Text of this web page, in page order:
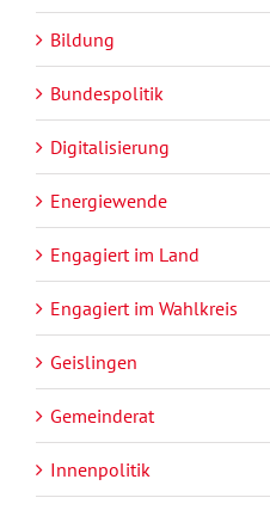
Bildung
Bundespolitik
Digitalisierung
Energiewende
Engagiert im Land
Engagiert im Wahlkreis
Geislingen
Gemeinderat
Innenpolitik